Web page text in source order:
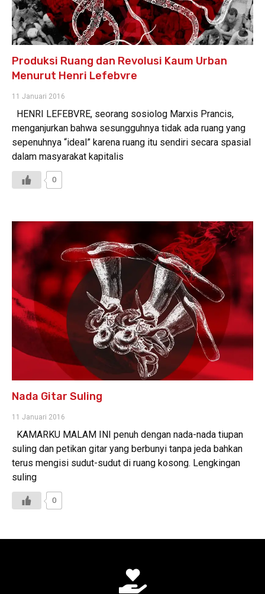
Produksi Ruang dan Revolusi Kaum Urban
Menurut Henri Lefebvre
11 Januari 2016
HENRI LEFEBVRE, seorang sosiolog Marxis Prancis,
menganjurkan bahwa sesungguhnya tidak ada ruang yang
sepenuhnya “ideal” karena ruang itu sendiri secara spasial
dalam masyarakat kapitalis
0
Nada Gitar Suling
11 Januari 2016
KAMARKU MALAM INI penuh dengan nada-nada tiupan
suling dan petikan gitar yang berbunyi tanpa jeda bahkan
terus mengisi sudut-sudut di ruang kosong. Lengkingan
suling
0